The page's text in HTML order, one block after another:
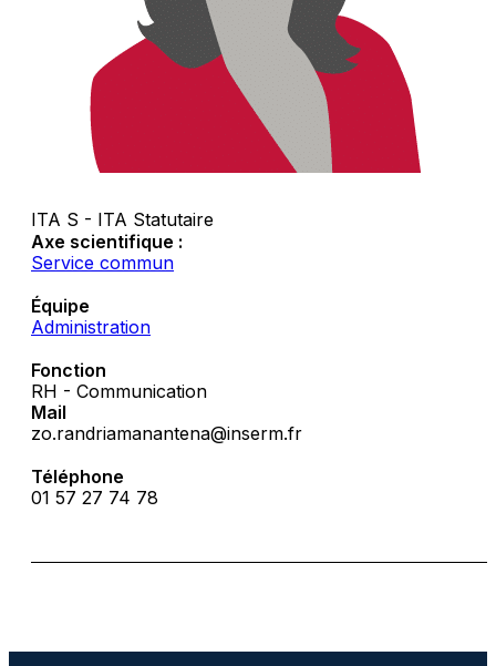
ITA S - ITA Statutaire
Axe scientifique :
Service commun
Équipe
Administration
Fonction
RH - Communication
Mail
zo.randriamanantena@inserm.fr
Téléphone
01 57 27 74 78